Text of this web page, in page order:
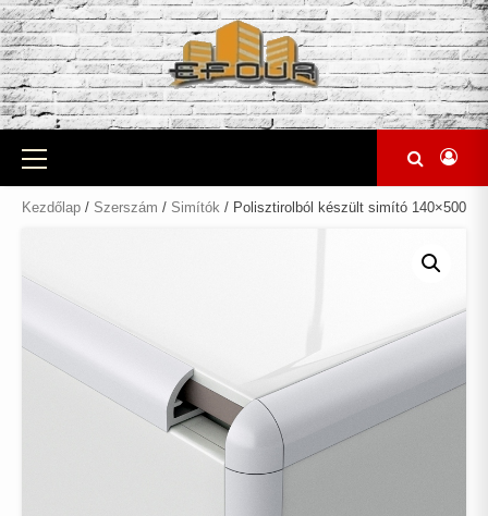
Skip
to
content
Primary
Menu
Kezdőlap / Szerszám / Simítók / Polisztirolból készült simító 140×500